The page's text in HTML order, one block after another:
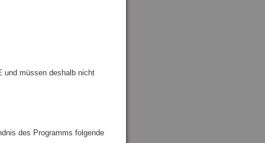
und müssen deshalb nicht
des Programms folgende